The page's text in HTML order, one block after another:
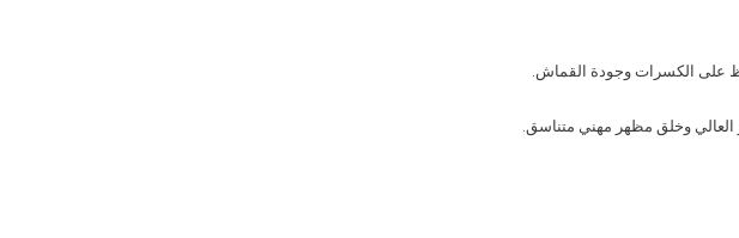
على الكسرات وجودة القماش.
العالي وخلق مظهر مهني متناسق.